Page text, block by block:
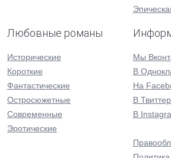
Любовные романы
Исторические
Короткие
Фантастические
Остросюжетные
Современные
Эротические
Мы
В
На
В
В